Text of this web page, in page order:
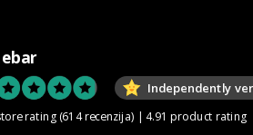
Independently
rating (614 recenzija) | 4.91 product rating